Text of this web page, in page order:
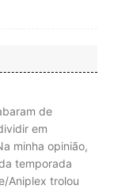
de
em
minha opinião,
temporada
Aniplex trolou